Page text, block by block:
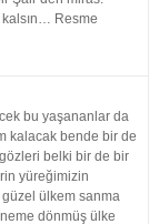
kalsın… Resme
bu yaşananlar da
kalacak bende bir de
belki bir de bir
yüreğimizin
ülkem sanma
dönmüş ülke